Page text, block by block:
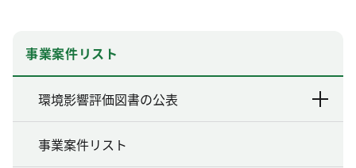
事業案件リスト
環境影響評価図書の公表
事業案件リスト